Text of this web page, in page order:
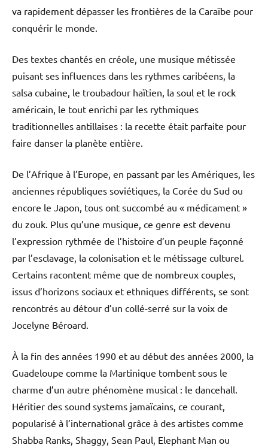
va rapidement dépasser les frontières de la Caraïbe pour
conquérir le monde.
Des textes chantés en créole, une musique métissée
puisant ses influences dans les rythmes caribéens, la
salsa cubaine, le troubadour haïtien, la soul et le rock
américain, le tout enrichi par les rythmiques
traditionnelles antillaises : la recette était parfaite pour
faire danser la planète entière.
De l’Afrique à l’Europe, en passant par les Amériques, les
anciennes républiques soviétiques, la Corée du Sud ou
encore le Japon, tous ont succombé au « médicament »
du zouk. Plus qu’une musique, ce genre est devenu
l’expression rythmée de l’histoire d’un peuple façonné
par l’esclavage, la colonisation et le métissage culturel.
Certains racontent même que de nombreux couples,
issus d’horizons sociaux et ethniques différents, se sont
rencontrés au détour d’un collé-serré sur la voix de
Jocelyne Béroard.
À la fin des années 1990 et au début des années 2000, la
Guadeloupe comme la Martinique tombent sous le
charme d’un autre phénomène musical : le dancehall.
Héritier des sound systems jamaïcains, ce courant,
popularisé à l’international grâce à des artistes comme
Shabba Ranks, Shaggy, Sean Paul, Elephant Man ou